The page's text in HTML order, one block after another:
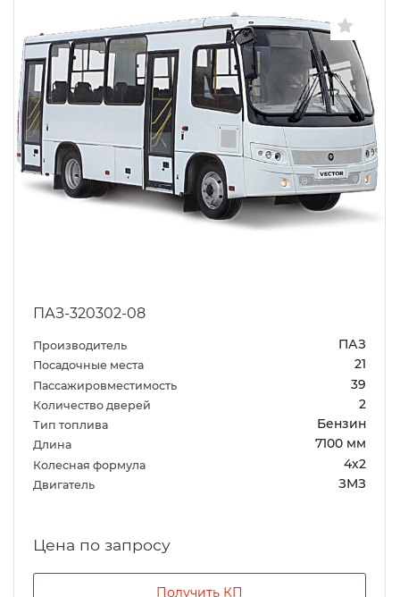
ПАЗ-320302-08
Производитель ПАЗ
Посадочные места 21
Пассажировместимость 39
Количество дверей 2
Тип топлива Бензин
Длина 7100 мм
Колесная формула 4х2
Двигатель ЗМЗ
Цена по запросу
Получить КП